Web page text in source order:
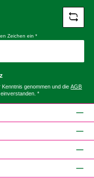
Zeichen ein *
Kenntnis genommen und dieAGB
*